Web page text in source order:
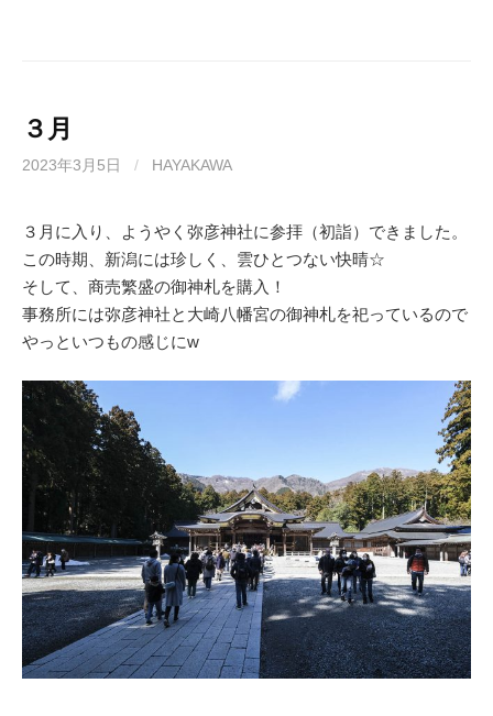
３月
2023年3月5日 / HAYAKAWA
３月に入り、ようやく弥彦神社に参拝（初詣）できました。
この時期、新潟には珍しく、雲ひとつない快晴☆
そして、商売繁盛の御神札を購入！
事務所には弥彦神社と大崎八幡宮の御神札を祀っているので
やっといつもの感じにw